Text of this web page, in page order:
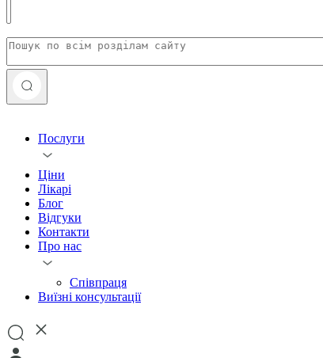
Послуги
Ціни
Лікарі
Блог
Відгуки
Контакти
Про нас
Співпраця
Виїзні консультації